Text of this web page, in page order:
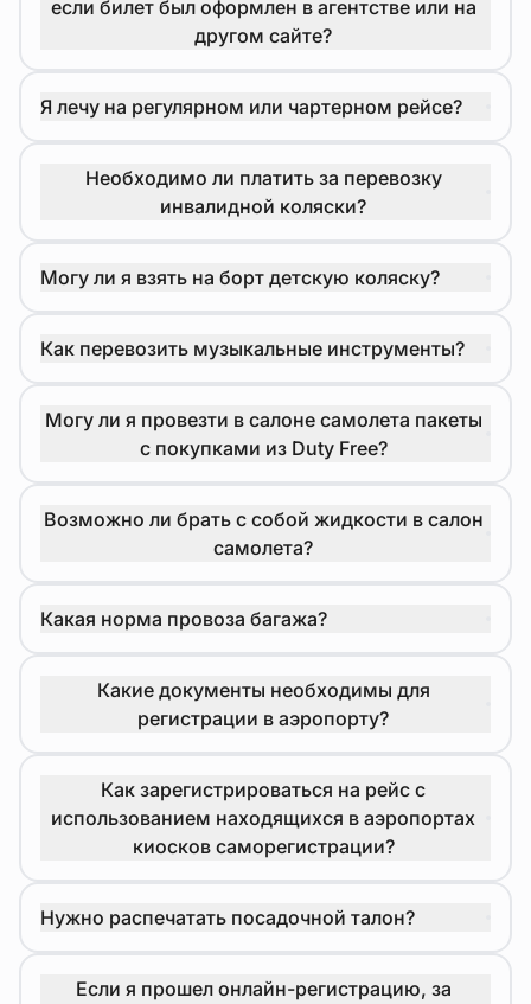
если билет был оформлен в агентстве или на
другом сайте?
Я лечу на регулярном или чартерном рейсе?
Необходимо ли платить за перевозку
инвалидной коляски?
Могу ли я взять на борт детскую коляску?
Как перевозить музыкальные инструменты?
Могу ли я провезти в салоне самолета пакеты
с покупками из Duty Free?
Возможно ли брать с собой жидкости в салон
самолета?
Какая норма провоза багажа?
Какие документы необходимы для
регистрации в аэропорту?
Как зарегистрироваться на рейс с
использованием находящихся в аэропортах
киосков саморегистрации?
Нужно распечатать посадочной талон?
Если я прошел онлайн-регистрацию, за